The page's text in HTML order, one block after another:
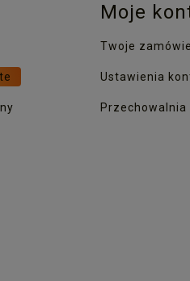
Moje
Twoje
Ustawienia
Przechowalnia